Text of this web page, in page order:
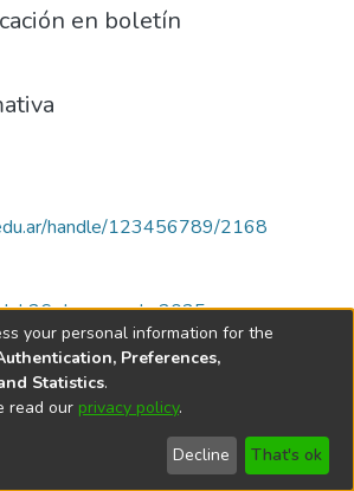
en boletín
handle/123456789/2168
26 de mayo de 2025
Nacional de Córdoba
your personal information for the
Preferences,
Statistics.
read our privacy policy.
Decline That's ok